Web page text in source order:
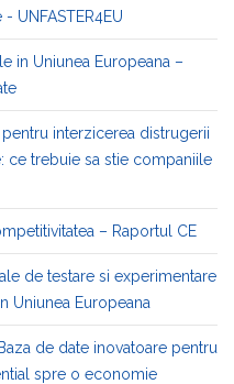
UNFASTER4EU
in Uniunea Europeana –
interzicerea distrugerii
ce trebuie sa stie companiile
– Raportul CE
de testare si experimentare
Uniunea Europeana
de date inovatoare pentru
spre o economie